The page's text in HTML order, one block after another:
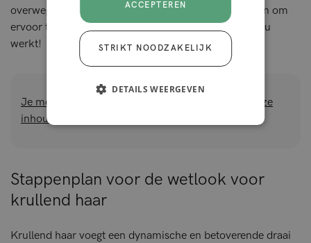
overwegingen voor verschillende haartypes en -stijlen om
ervoor te zorgen dat deze trend ook geweldig voor jou
werkt!
Je moet de functionele cookies accepteren om deze
inhoud te bekijken.
Stappenplan voor de wetlook voor
krullend haar
Krullend haar voegt een dynamische en betoverende draai
ACCEPTEREN
STRIKT NOODZAKELIJK
DETAILS WEERGEVEN